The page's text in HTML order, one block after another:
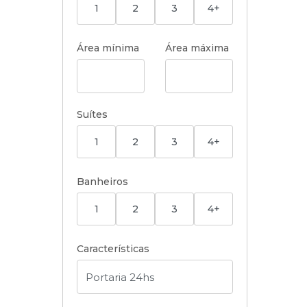
1 2 3 4+
Área mínima Área máxima
Suítes
1 2 3 4+
Banheiros
1 2 3 4+
Características